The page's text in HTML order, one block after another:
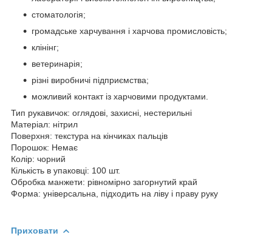
стоматологія;
громадське харчування і харчова промисловість;
клінінг;
ветеринарія;
різні виробничі підприємства;
можливий контакт із харчовими продуктами.
Тип рукавичок: оглядові, захисні, нестерильні
Матеріал: нітрил
Поверхня: текстура на кінчиках пальців
Порошок: Немає
Колір: чорний
Кількість в упаковці: 100 шт.
Обробка манжети: рівномірно загорнутий край
Форма: універсальна, підходить на ліву і праву руку
Приховати